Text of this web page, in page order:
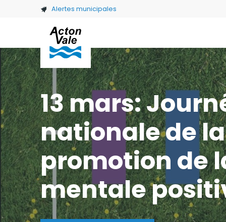
Skip to main contentAlertes municipales
13 mars:
nationale de la
promotion de
mentale